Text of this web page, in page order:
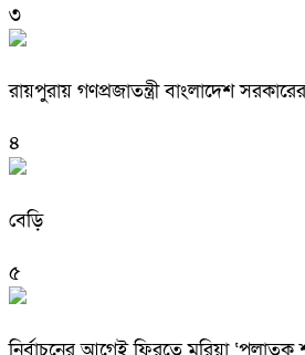
৩
রায়পুরায় গণপ্রজাতন্ত্রী বাংলাদেশ
৪
বেড়ি
৫